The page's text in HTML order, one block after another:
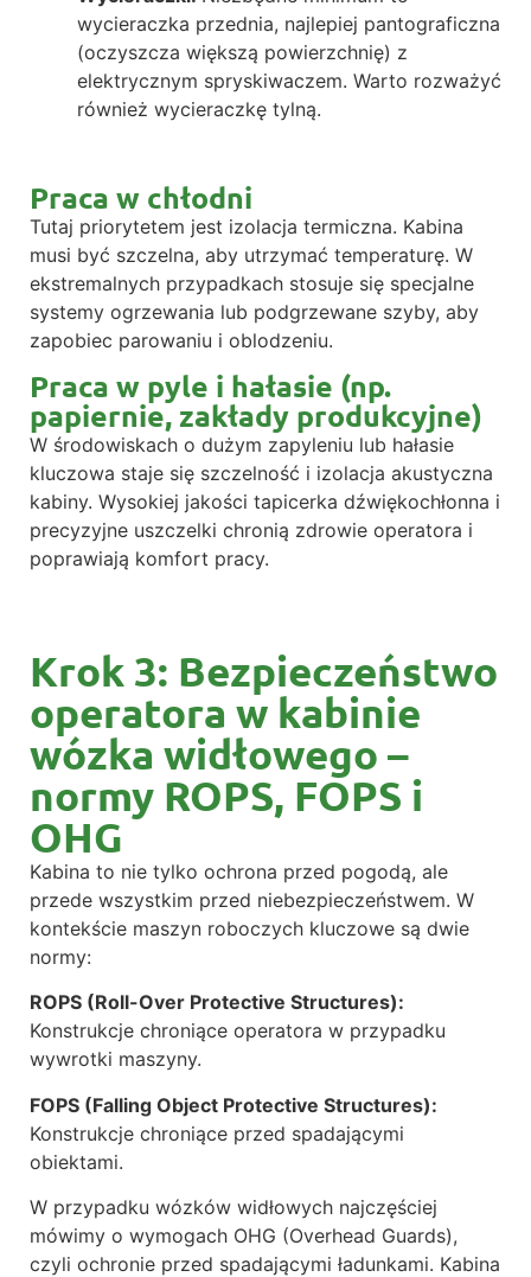
wycieraczka przednia, najlepiej pantograficzna
(oczyszcza większą powierzchnię) z
elektrycznym spryskiwaczem. Warto rozważyć
również wycieraczkę tylną.
Praca w chłodni
Tutaj priorytetem jest izolacja termiczna. Kabina
musi być szczelna, aby utrzymać temperaturę. W
ekstremalnych przypadkach stosuje się specjalne
systemy ogrzewania lub podgrzewane szyby, aby
zapobiec parowaniu i oblodzeniu.
Praca w pyle i hałasie (np.
papiernie, zakłady produkcyjne)
W środowiskach o dużym zapyleniu lub hałasie
kluczowa staje się szczelność i izolacja akustyczna
kabiny. Wysokiej jakości tapicerka dźwiękochłonna i
precyzyjne uszczelki chronią zdrowie operatora i
poprawiają komfort pracy.
Krok 3: Bezpieczeństwo
operatora w kabinie
wózka widłowego –
normy ROPS, FOPS i
OHG
Kabina to nie tylko ochrona przed pogodą, ale
przede wszystkim przed niebezpieczeństwem. W
kontekście maszyn roboczych kluczowe są dwie
normy:
ROPS (Roll-Over Protective Structures):
Konstrukcje chroniące operatora w przypadku
wywrotki maszyny.
FOPS (Falling Object Protective Structures):
Konstrukcje chroniące przed spadającymi
obiektami.
W przypadku wózków widłowych najczęściej
mówimy o wymogach OHG (Overhead Guards),
czyli ochronie przed spadającymi ładunkami. Kabina